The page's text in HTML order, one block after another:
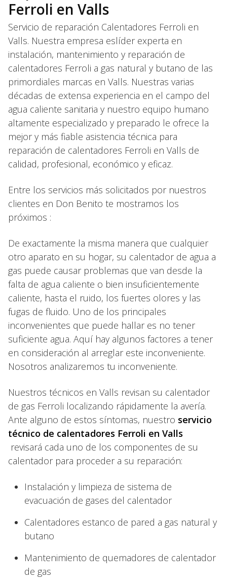
Ferroli en Valls
Servicio de reparación Calentadores Ferroli en
Valls. Nuestra empresa eslíder experta en
instalación, mantenimiento y reparación de
calentadores Ferroli a gas natural y butano de las
primordiales marcas en Valls. Nuestras varias
décadas de extensa experiencia en el campo del
agua caliente sanitaria y nuestro equipo humano
altamente especializado y preparado le ofrece la
mejor y más fiable asistencia técnica para
reparación de calentadores Ferroli en Valls de
calidad, profesional, económico y eficaz.
Entre los servicios más solicitados por nuestros
clientes en Don Benito te mostramos los
próximos :
De exactamente la misma manera que cualquier
otro aparato en su hogar, su calentador de agua a
gas puede causar problemas que van desde la
falta de agua caliente o bien insuficientemente
caliente, hasta el ruido, los fuertes olores y las
fugas de fluido. Uno de los principales
inconvenientes que puede hallar es no tener
suficiente agua. Aquí hay algunos factores a tener
en consideración al arreglar este inconveniente.
Nosotros analizaremos tu inconveniente.
Nuestros técnicos en Valls revisan su calentador
de gas Ferroli localizando rápidamente la avería.
Ante alguno de estos síntomas, nuestro servicio
técnico de calentadores Ferroli en Valls
revisará cada uno de los componentes de su
calentador para proceder a su reparación:
Instalación y limpieza de sistema de
evacuación de gases del calentador
Calentadores estanco de pared a gas natural y
butano
Mantenimiento de quemadores de calentador
de gas